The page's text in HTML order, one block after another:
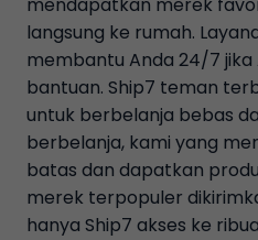
mendapatkan merek
langsung ke rumah.
membantu Anda 24/7
bantuan. Ship7 teman
untuk berbelanja bebas
berbelanja, kami yang
batas dan dapatkan
merek terpopuler
hanya Ship7 akses ke